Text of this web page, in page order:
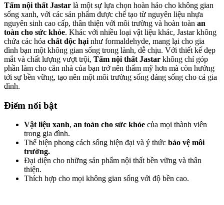
Tấm nội thất Jastar là một sự lựa chọn hoàn hảo cho không gian
sống xanh, với các sản phẩm được chế tạo từ nguyên liệu nhựa
nguyên sinh cao cấp, thân thiện với môi trường và hoàn toàn an
toàn cho sức khỏe. Khác với nhiều loại vật liệu khác, Jastar không
chứa các hóa chất độc hại như formaldehyde, mang lại cho gia
đình bạn một không gian sống trong lành, dễ chịu. Với thiết kế đẹp
mắt và chất lượng vượt trội, Tấm nội thất Jastar không chỉ góp
phần làm cho căn nhà của bạn trở nên thẩm mỹ hơn mà còn hướng
tới sự bền vững, tạo nên một môi trường sống đáng sống cho cả gia
đình.
Điểm nổi bật
Vật liệu xanh, an toàn cho sức khỏe của mọi thành viên
trong gia đình.
Thể hiện phong cách sống hiện đại và ý thức bảo vệ môi
trường.
Đại diện cho những sản phẩm nội thất bền vững và thân
thiện.
Thích hợp cho mọi không gian sống với độ bền cao.